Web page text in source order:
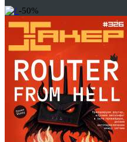
-50%